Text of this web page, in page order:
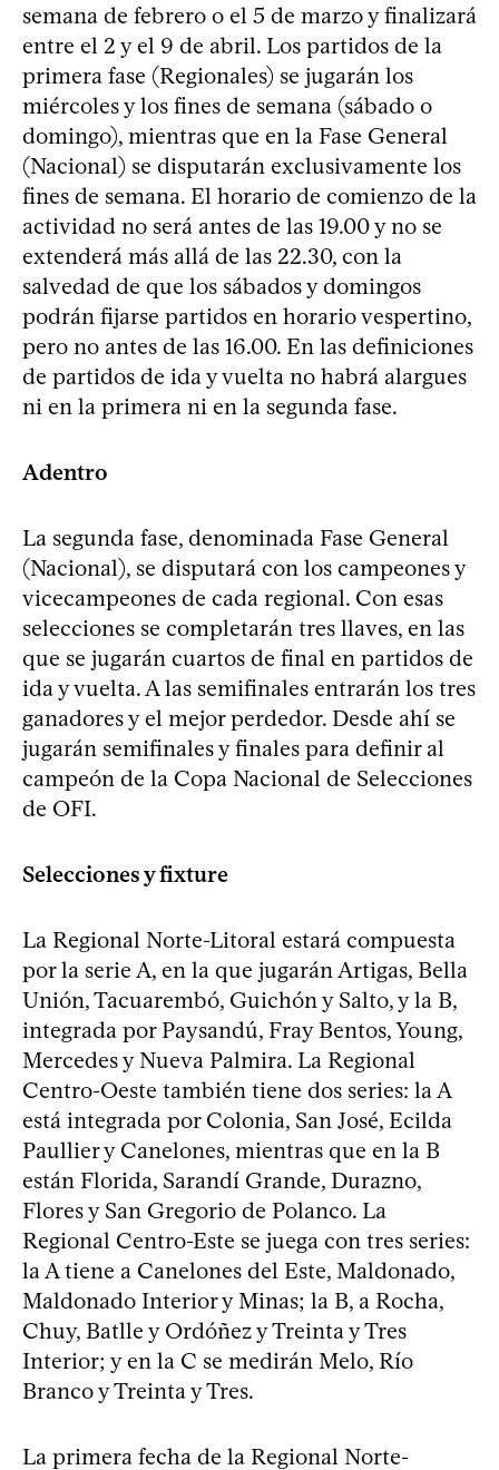
semana de febrero o el 5 de marzo y finalizará
entre el 2 y el 9 de abril. Los partidos de la
primera fase (Regionales) se jugarán los
miércoles y los fines de semana (sábado o
domingo), mientras que en la Fase General
(Nacional) se disputarán exclusivamente los
fines de semana. El horario de comienzo de la
actividad no será antes de las 19.00 y no se
extenderá más allá de las 22.30, con la
salvedad de que los sábados y domingos
podrán fijarse partidos en horario vespertino,
pero no antes de las 16.00. En las definiciones
de partidos de ida y vuelta no habrá alargues
ni en la primera ni en la segunda fase.
Adentro
La segunda fase, denominada Fase General
(Nacional), se disputará con los campeones y
vicecampeones de cada regional. Con esas
selecciones se completarán tres llaves, en las
que se jugarán cuartos de final en partidos de
ida y vuelta. A las semifinales entrarán los tres
ganadores y el mejor perdedor. Desde ahí se
jugarán semifinales y finales para definir al
campeón de la Copa Nacional de Selecciones
de OFI.
Selecciones y fixture
La Regional Norte-Litoral estará compuesta
por la serie A, en la que jugarán Artigas, Bella
Unión, Tacuarembó, Guichón y Salto, y la B,
integrada por Paysandú, Fray Bentos, Young,
Mercedes y Nueva Palmira. La Regional
Centro-Oeste también tiene dos series: la A
está integrada por Colonia, San José, Ecilda
Paullier y Canelones, mientras que en la B
están Florida, Sarandí Grande, Durazno,
Flores y San Gregorio de Polanco. La
Regional Centro-Este se juega con tres series:
la A tiene a Canelones del Este, Maldonado,
Maldonado Interior y Minas; la B, a Rocha,
Chuy, Batlle y Ordóñez y Treinta y Tres
Interior; y en la C se medirán Melo, Río
Branco y Treinta y Tres.
La primera fecha de la Regional Norte-